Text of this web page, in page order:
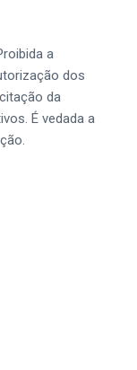
a
dos
da
É vedada a